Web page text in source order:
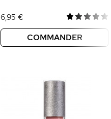
6,95 €
COMMANDER